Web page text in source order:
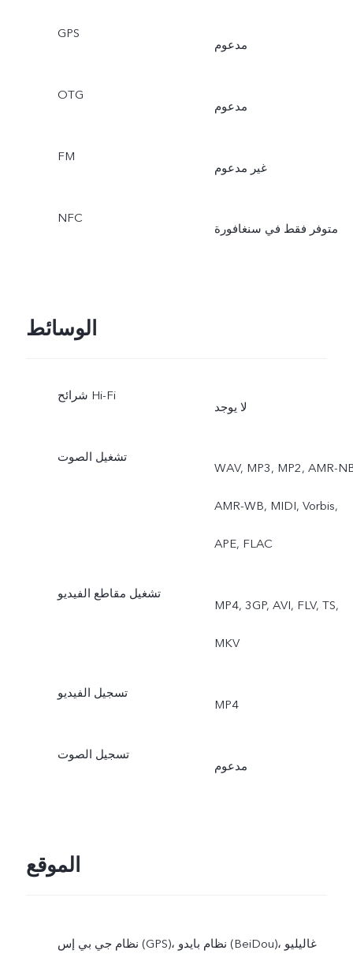
GPS
مدعوم
OTG
مدعوم
FM
غير مدعوم
NFC
متوفر فقط في سنغافورة
الوسائط
شرائح Hi-Fi
لا يوجد
تشغيل الصوت
WAV, MP3, MP2, AMR-
AMR-WB, MIDI, Vorbis,
APE, FLAC
تشغيل مقاطع الفيديو
MP4, 3GP, AVI, FLV, TS,
MKV
تسجيل الفيديو
MP4
تسجيل الصوت
مدعوم
الموقع
نظام جي بي إس (GPS)، نظام بايدو (BeiDou)، غاليليو